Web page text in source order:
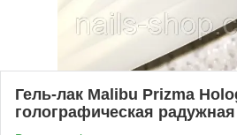
Гель-лак Malibu Prizma
голографическая